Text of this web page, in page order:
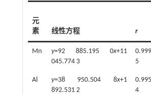
元
素
线性方程 r
Mn y=92 885.195 0x+11
045.774 3
0.999
5
Al y=38 950.504 8x+1
892.531 2
0.995
4